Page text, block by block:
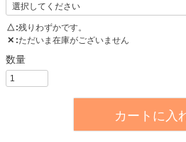
△ 残りわずかです。
✕ ただいま在庫がございません
カートに入